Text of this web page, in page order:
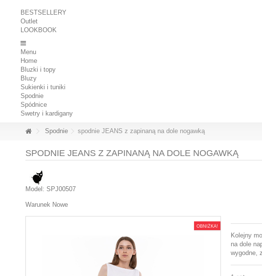
BESTSELLERY
Outlet
LOOKBOOK
Menu
Home
Bluzki i topy
Bluzy
Sukienki i tuniki
Spodnie
Spódnice
Swetry i kardigany
Spodnie spodnie JEANS z zapinaną na dole nogawką
SPODNIE JEANS Z ZAPINANĄ NA DOLE NOGAWKĄ
Model: SPJ00507
Warunek Nowe
OBNIŻKA!
Kolejny
na dole
wygodne,